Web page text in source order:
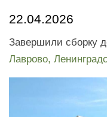
22.04.2026
Завершили сборку
Лаврово,